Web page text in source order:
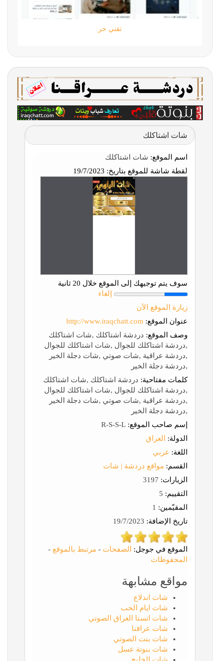
تقني حر
شات اشتاكلك
اسم الموقع: شات اشتاكلك
لقطة شاشة للموقع بتاريخ:
سوف يتم توجيهك إلى الموقع خلال 20 ثانية
إلغاء
زيارة الموقع الآن
عنوان الموقع: http://www.iraqchatt.com
وصف الموقع: دردشة اشتاكلك ,شات اشتاكلك
,دردشة اشتاكلك للجوال ,شات اشتاكلك للجوال
,دردشة عراقية ,شات صوتي ,شات دجلة الخير
,دردشة دجلة الخير
كلمات مفتاحية: دردشة اشتاكلك ,شات اشتاكلك
,دردشة اشتاكلك للجوال ,شات اشتاكلك للجوال
,دردشة عراقية ,شات صوتي ,شات دجلة الخير
,دردشة دجلة الخير
إسم صاحب الموقع:
الدولة:
العراق
اللغة: عربي
القسم: مواقع دردشة | شات
الزيارات:
التقييم:
المقيّمين:
تاريخ الإضافة:
الموقع في جوجل: الصفحات - مرتبط بالموقع -
المحفوظات
مواقع مشابهة
شات اندلاع
شات ايام الحب
شات انستا العراق الصوتي
شات عراقنا
شات بنت الصوتي
شات بنوتة عسل